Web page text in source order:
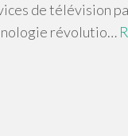
de télévision
révolutio…